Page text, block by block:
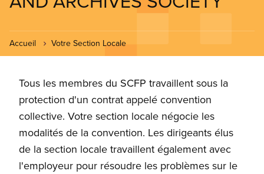
Accueil Votre Section Locale
Tous les membres du SCFP travaillent sous la
protection d'un contrat appelé convention
collective. Votre section locale négocie les
modalités de la convention. Les dirigeants élus
de la section locale travaillent également avec
l'employeur pour résoudre les problèmes sur le